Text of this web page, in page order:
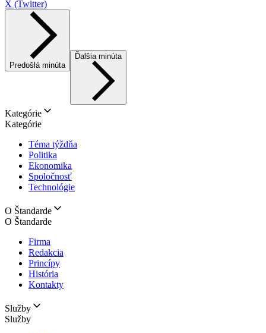
X (Twitter)
Predošlá minúta
Ďalšia minúta
Kategórie
Kategórie
Téma týždňa
Politika
Ekonomika
Spoločnosť
Technológie
O Štandarde
O Štandarde
Firma
Redakcia
Princípy
História
Kontakty
Služby
Služby